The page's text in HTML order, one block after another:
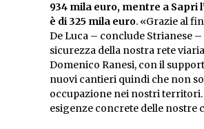
934 mila euro, mentre a
è di 325 mila euro. «Grazie al
De Luca – conclude Strianese
sicurezza della nostra rete
Domenico Ranesi, con il
nuovi cantieri quindi che non
occupazione nei nostri
esigenze concrete delle nostre